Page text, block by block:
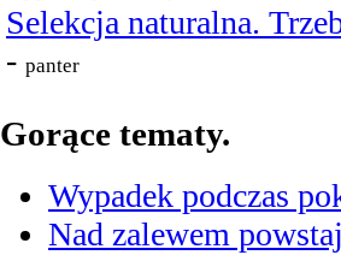
Selekcja naturalna.
- panter
Gorące tematy.
Wypadek podczas
Nad zalewem